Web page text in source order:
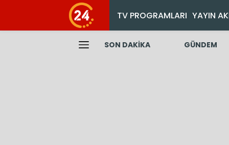
TV PROGRAMLARI YAYIN
SON DAKİKA GÜNDEM